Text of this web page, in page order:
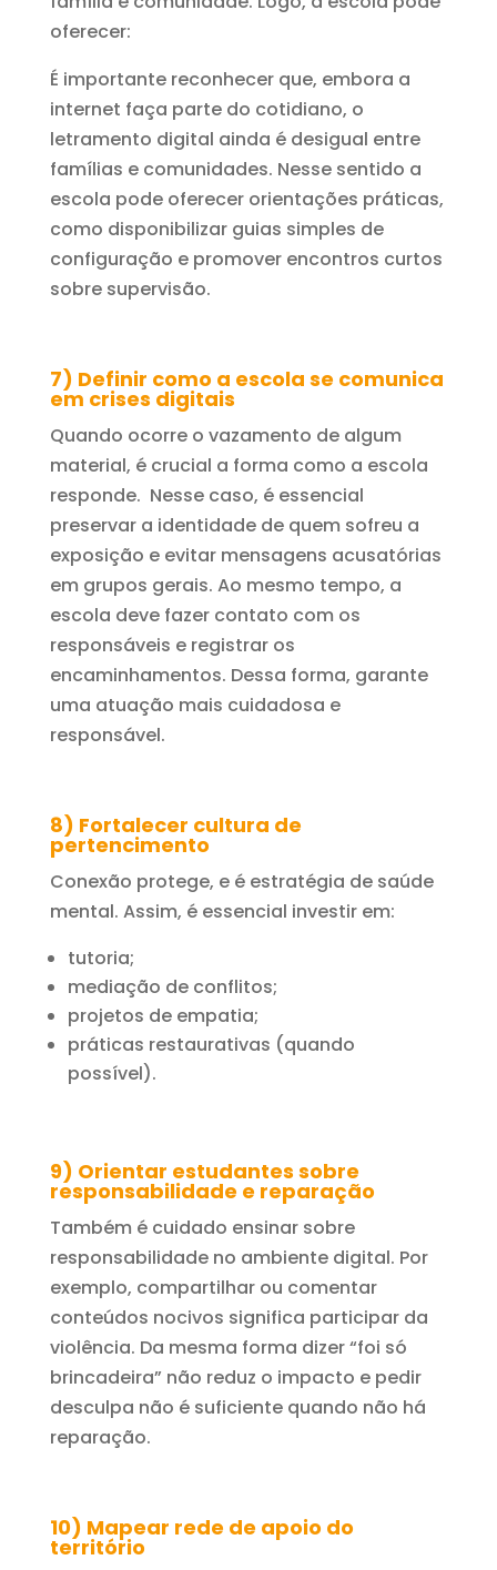
oferecer:
É importante reconhecer que, embora a
internet faça parte do cotidiano, o
letramento digital ainda é desigual entre
famílias e comunidades. Nesse sentido a
escola pode oferecer orientações práticas,
como disponibilizar guias simples de
configuração e promover encontros curtos
sobre supervisão.
7) Definir como a escola se comunica
em crises digitais
Quando ocorre o vazamento de algum
material, é crucial a forma como a escola
responde. Nesse caso, é essencial
preservar a identidade de quem sofreu a
exposição e evitar mensagens acusatórias
em grupos gerais. Ao mesmo tempo, a
escola deve fazer contato com os
responsáveis e registrar os
encaminhamentos. Dessa forma, garante
uma atuação mais cuidadosa e
responsável.
8) Fortalecer cultura de
pertencimento
Conexão protege, e é estratégia de saúde
mental. Assim, é essencial investir em:
tutoria;
mediação de conflitos;
projetos de empatia;
práticas restaurativas (quando
possível).
9) Orientar estudantes sobre
responsabilidade e reparação
Também é cuidado ensinar sobre
responsabilidade no ambiente digital. Por
exemplo, compartilhar ou comentar
conteúdos nocivos significa participar da
violência. Da mesma forma dizer “foi só
brincadeira” não reduz o impacto e pedir
desculpa não é suficiente quando não há
reparação.
10) Mapear rede de apoio do
território